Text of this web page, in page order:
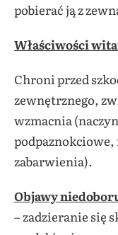
pobierać ją z
Właściwości
Chroni przed
zewnętrznego,
wzmacnia
podpaznokciowe,
zabarwienia).
Objawy
– zadzieranie się